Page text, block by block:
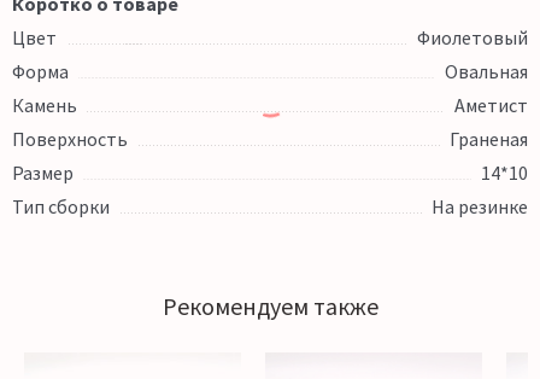
Цвет
Фиолетовый
Форма
Овальная
Камень
Аметист
Поверхность
Граненая
Размер
14*10
Тип сборки
На резинке
Рекомендуем также